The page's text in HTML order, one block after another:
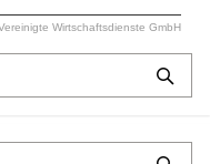
Wirtschaftsdienste GmbH